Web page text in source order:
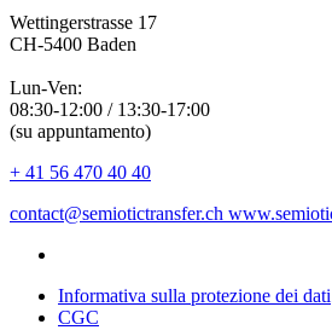
Wettingerstrasse 17
CH-5400 Baden
Lun-Ven:
08:30-12:00 / 13:30-17:00
(su appuntamento)
+ 41 56 470 40 40
contact@semiotictransfer.ch
Informativa sulla protezione dei dati
CGC